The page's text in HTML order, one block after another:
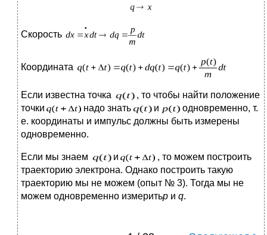
Скорость
Координата
Если известна точка
, то чтобы найти положение
точки
надо знать и
одновременно, т.
е. координаты и импульс должны быть измерены
одновременно.
Если мы знаем и
, то можем построить
траекторию электрона. Однако построить такую
траекторию мы не можем (опыт № 3). Тогда мы не
можем одновременно измеритьp и q.